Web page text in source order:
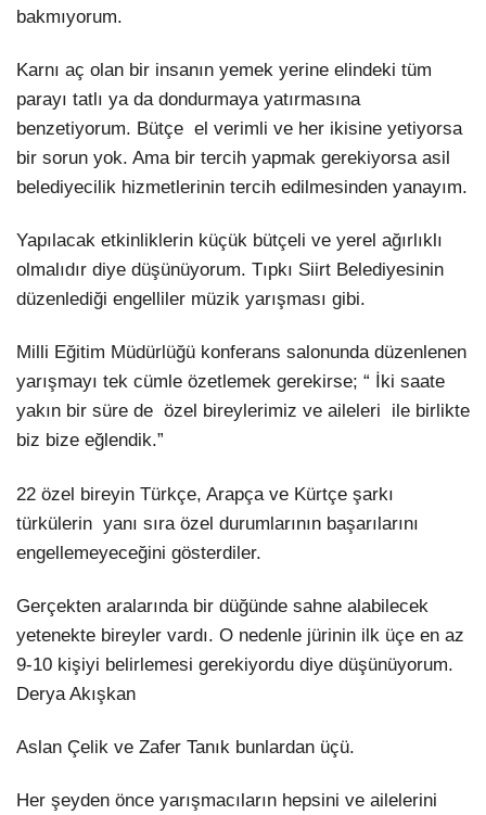
Instagram
bakmıyorum.
Karnı aç olan bir insanın yemek yerine elindeki tüm
parayı tatlı ya da dondurmaya yatırmasına
benzetiyorum. Bütçe el verimli ve her ikisine yetiyorsa
bir sorun yok. Ama bir tercih yapmak gerekiyorsa asil
belediyecilik hizmetlerinin tercih edilmesinden yanayım.
Yapılacak etkinliklerin küçük bütçeli ve yerel ağırlıklı
olmalıdır diye düşünüyorum. Tıpkı Siirt Belediyesinin
düzenlediği engelliler müzik yarışması gibi.
Milli Eğitim Müdürlüğü konferans salonunda düzenlenen
yarışmayı tek cümle özetlemek gerekirse; “ İki saate
yakın bir süre de özel bireylerimiz ve aileleri ile birlikte
biz bize eğlendik.”
22 özel bireyin Türkçe, Arapça ve Kürtçe şarkı
türkülerin yanı sıra özel durumlarının başarılarını
engellemeyeceğini gösterdiler.
Gerçekten aralarında bir düğünde sahne alabilecek
yetenekte bireyler vardı. O nedenle jürinin ilk üçe en az
9-10 kişiyi belirlemesi gerekiyordu diye düşünüyorum.
Derya Akışkan
Aslan Çelik ve Zafer Tanık bunlardan üçü.
Her şeyden önce yarışmacıların hepsini ve ailelerini